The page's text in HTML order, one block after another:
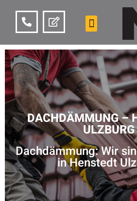
DACHDÄMMUNG –
ULZBURG
Dachdämmung: Wir
in Henstedt